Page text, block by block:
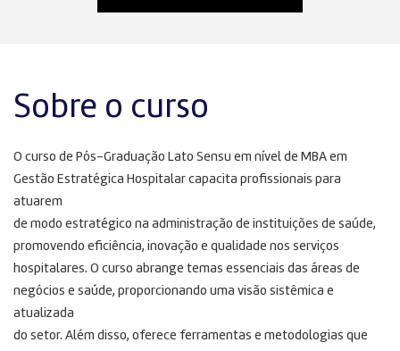
Sobre o curso
O curso de Pós-Graduação Lato Sensu em nível de MBA em
Gestão Estratégica Hospitalar capacita profissionais para
atuarem
de modo estratégico na administração de instituições de saúde,
promovendo eficiência, inovação e qualidade nos serviços
hospitalares. O curso abrange temas essenciais das áreas de
negócios e saúde, proporcionando uma visão sistêmica e
atualizada
do setor. Além disso, oferece ferramentas e metodologias que